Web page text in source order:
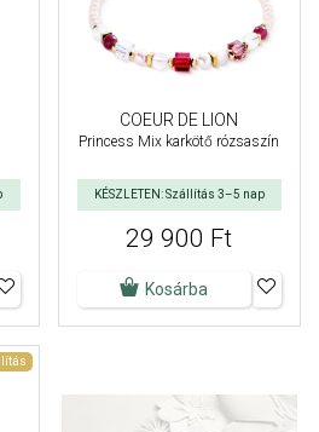
COEUR DE LION
Princess Mix karkötő rózsaszín
KÉSZLETEN: Szállítás 3–5 nap
29 900 Ft
Kosárba